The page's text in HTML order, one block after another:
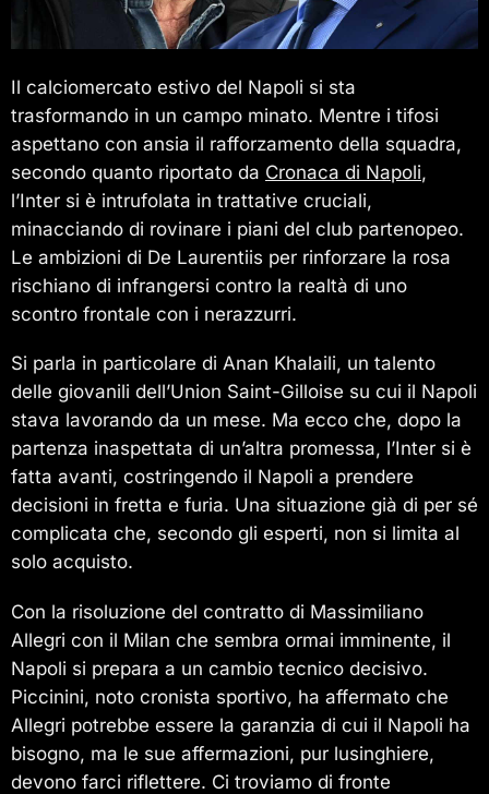
Il calciomercato estivo del Napoli si sta
trasformando in un campo minato. Mentre i tifosi
aspettano con ansia il rafforzamento della squadra,
secondo quanto riportato da Cronaca di Napoli,
l’Inter si è intrufolata in trattative cruciali,
minacciando di rovinare i piani del club partenopeo.
Le ambizioni di De Laurentiis per rinforzare la rosa
rischiano di infrangersi contro la realtà di uno
scontro frontale con i nerazzurri.
Si parla in particolare di Anan Khalaili, un talento
delle giovanili dell’Union Saint-Gilloise su cui il Napoli
stava lavorando da un mese. Ma ecco che, dopo la
partenza inaspettata di un’altra promessa, l’Inter si è
fatta avanti, costringendo il Napoli a prendere
decisioni in fretta e furia. Una situazione già di per sé
complicata che, secondo gli esperti, non si limita al
solo acquisto.
Con la risoluzione del contratto di Massimiliano
Allegri con il Milan che sembra ormai imminente, il
Napoli si prepara a un cambio tecnico decisivo.
Piccinini, noto cronista sportivo, ha affermato che
Allegri potrebbe essere la garanzia di cui il Napoli ha
bisogno, ma le sue affermazioni, pur lusinghiere,
devono farci riflettere. Ci troviamo di fronte